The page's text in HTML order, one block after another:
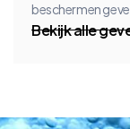
beschermen
Bekijk alle